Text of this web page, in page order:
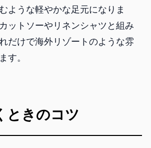
ような軽やかな足元になりま
ットソーやリネンシャツと組み
だけで海外リゾートのような雰
す。
ときのコツ